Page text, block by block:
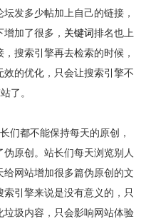
发多少帖加上自己的链接，
加了很多， 关键词排名也上
搜索引擎再去检索的时候，
的优化，只会让搜索引擎不
了。
们都不能保持每天的原创，
原创。站长们每天浏览别人
网站增加很多篇伪原创的文
引擎来说是没有意义的，只
圾内容，只会影响网站体验